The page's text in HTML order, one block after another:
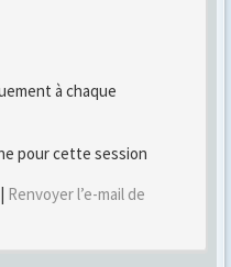
à chaque
pour cette session
| Renvoyer l’e-mail de